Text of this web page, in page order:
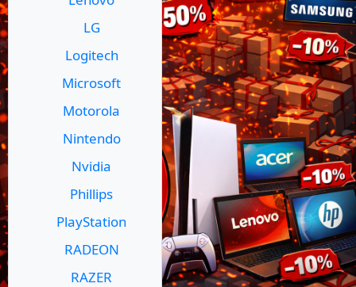
LG
Logitech
Microsoft
Motorola
Nintendo
Nvidia
Phillips
PlayStation
RADEON
RAZER